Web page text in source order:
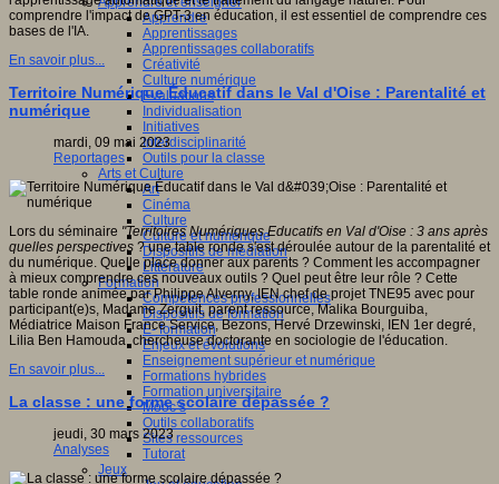
Apprendre
Apprentissages
Apprentissages collaboratifs
Créativité
Culture numérique
Evaluations
Individualisation
Initiatives
Interdisciplinarité
Outils pour la classe
Arts et Culture
Art
Cinéma
Culture
Culture et numérique
Dispositifs de médiation
Littérature
Formation
Compétences professionnelles
Dispositifs de formation
E- formation
Enjeux et évolutions
Enseignement supérieur et numérique
Formations hybrides
Formation universitaire
Mooc’s
Outils collaboratifs
Sites ressources
Tutorat
Jeux
comprendre l'impact de GPT-3 en éducation, il est essentiel de comprendre ces
bases de l'IA.
En savoir plus...
Territoire Numérique Éducatif dans le Val d'Oise : Parentalité et
numérique
mardi, 09 mai 2023
Reportages
Lors du séminaire "Territoires Numériques Educatifs en Val d'Oise : 3 ans après
quelles perspectives ? une table ronde s'est déroulée autour de la parentalité et
du numérique. Quelle place donner aux parents ? Comment les accompagner
à mieux comprendre ces nouveaux outils ? Quel peut être leur rôle ? Cette
table ronde animée par Philippe Alverny, IEN chef de projet TNE95 avec pour
participant(e)s, Madame Zerguit, parent ressource, Malika Bourguiba,
Médiatrice Maison France Service, Bezons, Hervé Drzewinski, IEN 1er degré,
Lilia Ben Hamouda, chercheuse doctorante en sociologie de l'éducation.
En savoir plus...
La classe : une forme scolaire dépassée ?
jeudi, 30 mars 2023
Analyses